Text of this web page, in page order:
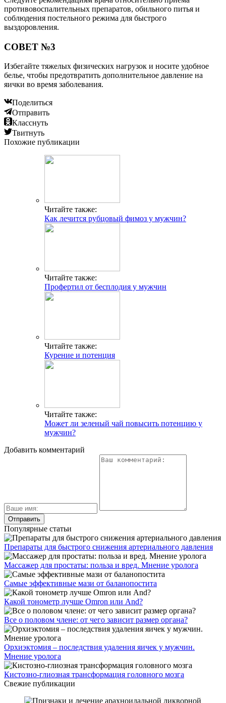
противовоспалительных препаратов, обильного питья и
соблюдения постельного режима для быстрого
выздоровления.
СОВЕТ №3
Избегайте тяжелых физических нагрузок и носите удобное
белье, чтобы предотвратить дополнительное давление на
яички во время заболевания.
Поделиться
Отправить
Класснуть
Твитнуть
Похожие публикации
Читайте также:
Как лечится рубцовый фимоз у мужчин?
Читайте также:
Профертил от бесплодия у мужчин
Читайте также:
Курение и потенция
Читайте также:
Может ли зеленый чай повысить потенцию у
мужчин?
Добавить комментарий
Популярные статьи
Препараты для быстрого снижения артериального давления
Массажер для простаты: польза и вред. Мнение уролога
Самые эффективные мази от баланопостита
Какой тонометр лучше Omron или And?
Все о половом члене: от чего зависит размер органа?
Орхиэктомия – последствия удаления яичек у мужчин.
Мнение уролога
Кистозно-глиозная трансформация головного мозга
Свежие публикации